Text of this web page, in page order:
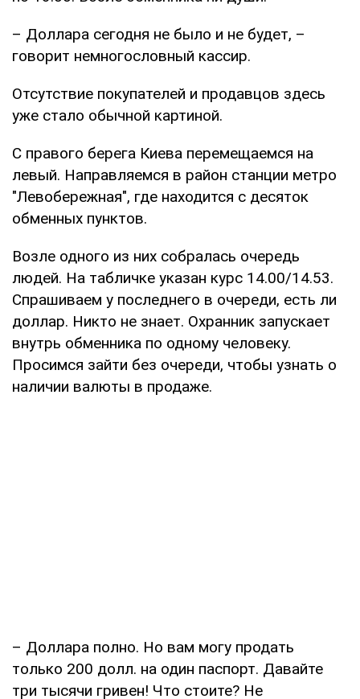
– Доллара сегодня не было и не будет, –
говорит немногословный кассир.
Отсутствие покупателей и продавцов здесь
уже стало обычной картиной.
С правого берега Киева перемещаемся на
левый. Направляемся в район станции метро
"Левобережная", где находится с десяток
обменных пунктов.
Возле одного из них собралась очередь
людей. На табличке указан курс 14.00/14.53.
Спрашиваем у последнего в очереди, есть ли
доллар. Никто не знает. Охранник запускает
внутрь обменника по одному человеку.
Просимся зайти без очереди, чтобы узнать о
наличии валюты в продаже.
– Доллара полно. Но вам могу продать
только 200 долл. на один паспорт. Давайте
три тысячи гривен! Что стоите? Не